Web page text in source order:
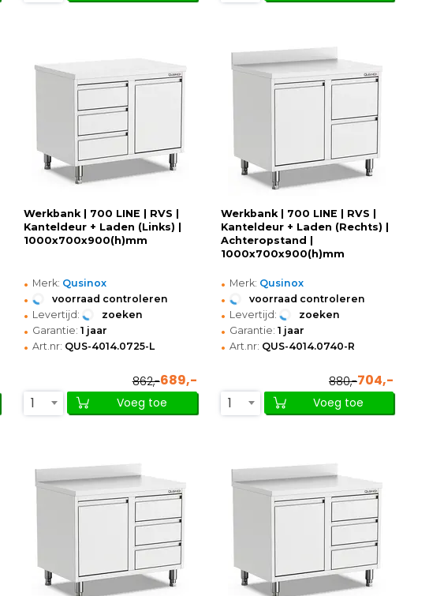
Werkbank | 700 LINE | RVS |
Kanteldeur + Laden (Links) |
1000x700x900(h)mm
• Merk: Qusinox
• voorraad controleren
• Levertijd: zoeken
• Garantie: 1 jaar
• Art.nr: QUS-4014.0725-L
862,-689,-
1
Voeg toe
Werkbank | 700 LINE | RVS |
Kanteldeur + Laden (Rechts) |
Achteropstand |
1000x700x900(h)mm
• Merk: Qusinox
• voorraad controleren
• Levertijd: zoeken
• Garantie: 1 jaar
• Art.nr: QUS-4014.0740-R
880,-704,-
1
Voeg toe